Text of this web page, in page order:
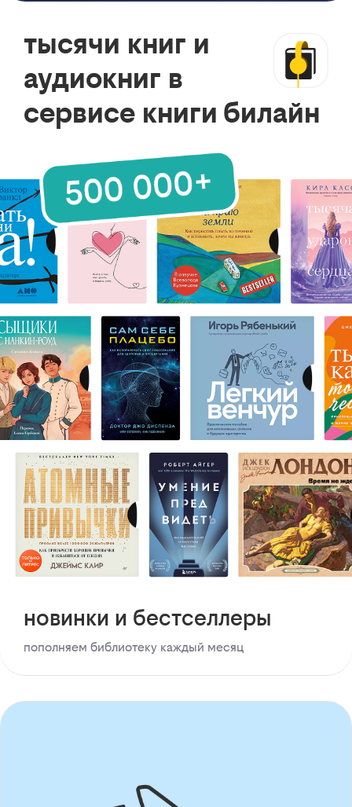
тысячи книг и
аудиокниг в
сервисе книги билайн
новинки и бестселлеры
пополняем библиотеку каждый месяц